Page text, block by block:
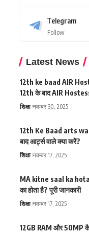
Telegram
Follow
Latest News
12th ke baad AIR
12th के बाद AIR
शिक्षा नवम्बर 30, 2025
12th Ke Baad arts
बाद आर्ट्स वाले क्या करें?
शिक्षा नवम्बर 17, 2025
MA kitne saal ka
का होता है? पूरी जानकारी
शिक्षा नवम्बर 17, 2025
12GB RAM और 50MP